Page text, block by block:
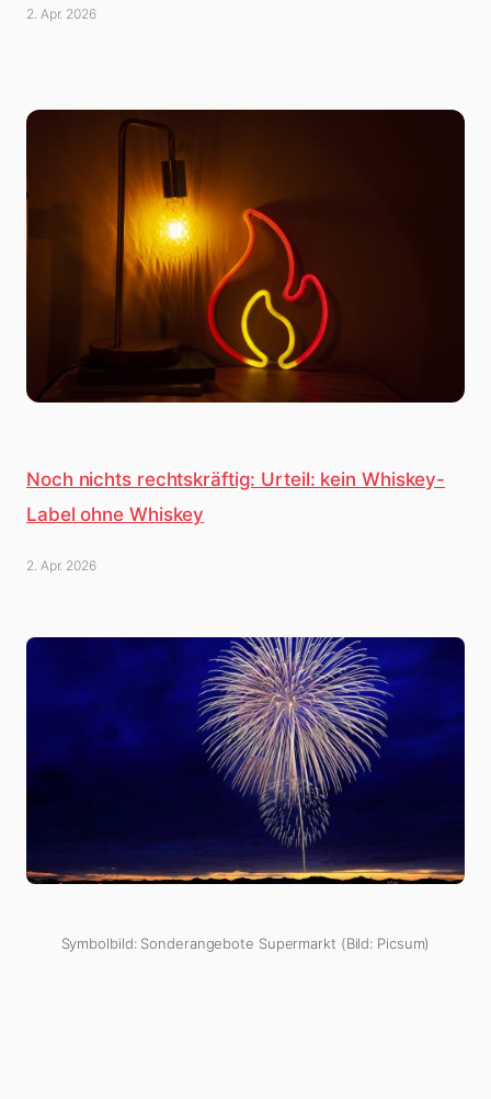
2. Apr. 2026
Noch nichts rechtskräftig: Urteil: kein Whiskey-
Label ohne Whiskey
2. Apr. 2026
Symbolbild: Sonderangebote Supermarkt (Bild: Picsum)